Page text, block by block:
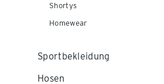
Shortys
Homewear
Sportbekleidung
Hosen